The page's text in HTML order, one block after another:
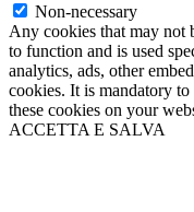
Non-necessary
Any cookies that may not
to function and is used
analytics, ads, other
cookies. It is mandatory
these cookies on your
ACCETTA E SALVA